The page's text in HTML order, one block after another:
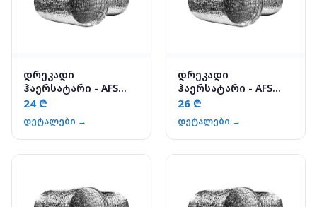
დრეკადი
ჰაერსატარი - AFS
ALUAFS.70 102
24 ₾
დეტალები →
დრეკადი
ჰაერსატარი - AFS
ALUAFS.70 127
26 ₾
დეტალები →